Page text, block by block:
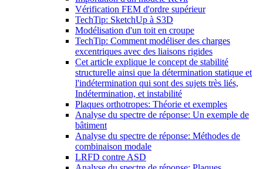
Vérification FEM d'ordre supérieur
TechTip: SketchUp à S3D
Modélisation d'un toit en croupe
TechTip: Comment modéliser des charges
excentriques avec des liaisons rigides
Cet article explique le concept de stabilité
structurelle ainsi que la détermination statique et
l'indétermination qui sont des sujets très liés,
Indétermination, et instabilité
Plaques orthotropes: Théorie et exemples
Analyse du spectre de réponse: Un exemple de
bâtiment
Analyse du spectre de réponse: Méthodes de
combinaison modale
LRFD contre ASD